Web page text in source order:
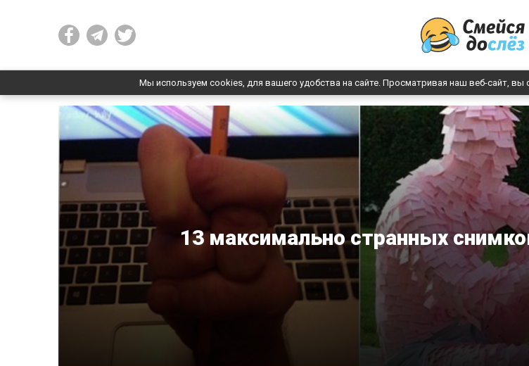
Мы используем cookies, для вашего удобства на сайте. Просматривая наш веб-сайт,
13 максимально странных